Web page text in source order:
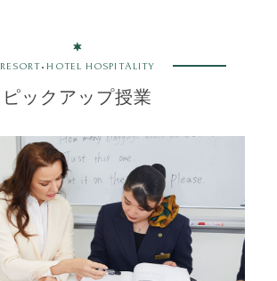
RESORT•HOTEL HOSPITALITY
ピックアップ授業